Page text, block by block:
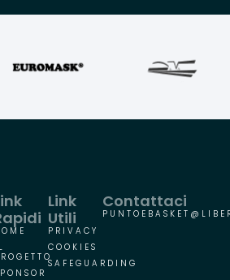
Link
Utili
PRIVACY
COOKIES
SAFEGUARDING
Contattaci